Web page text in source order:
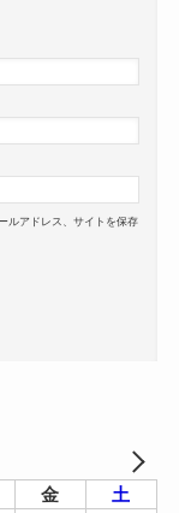
ルアドレス、サイトを保存
金 土